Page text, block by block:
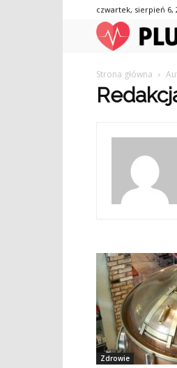
czwartek, sierpień 6,
Strona główna
Zdrowie